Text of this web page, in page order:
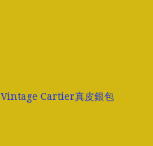
Vintage Cartier真皮銀包